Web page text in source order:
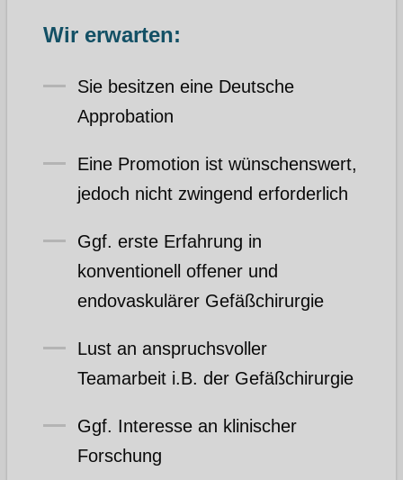
Wir erwarten:
Sie besitzen eine Deutsche
Approbation
Eine Promotion ist wünschenswert,
jedoch nicht zwingend erforderlich
Ggf. erste Erfahrung in
konventionell offener und
endovaskulärer Gefäßchirurgie
Lust an anspruchsvoller
Teamarbeit i.B. der Gefäßchirurgie
Ggf. Interesse an klinischer
Forschung